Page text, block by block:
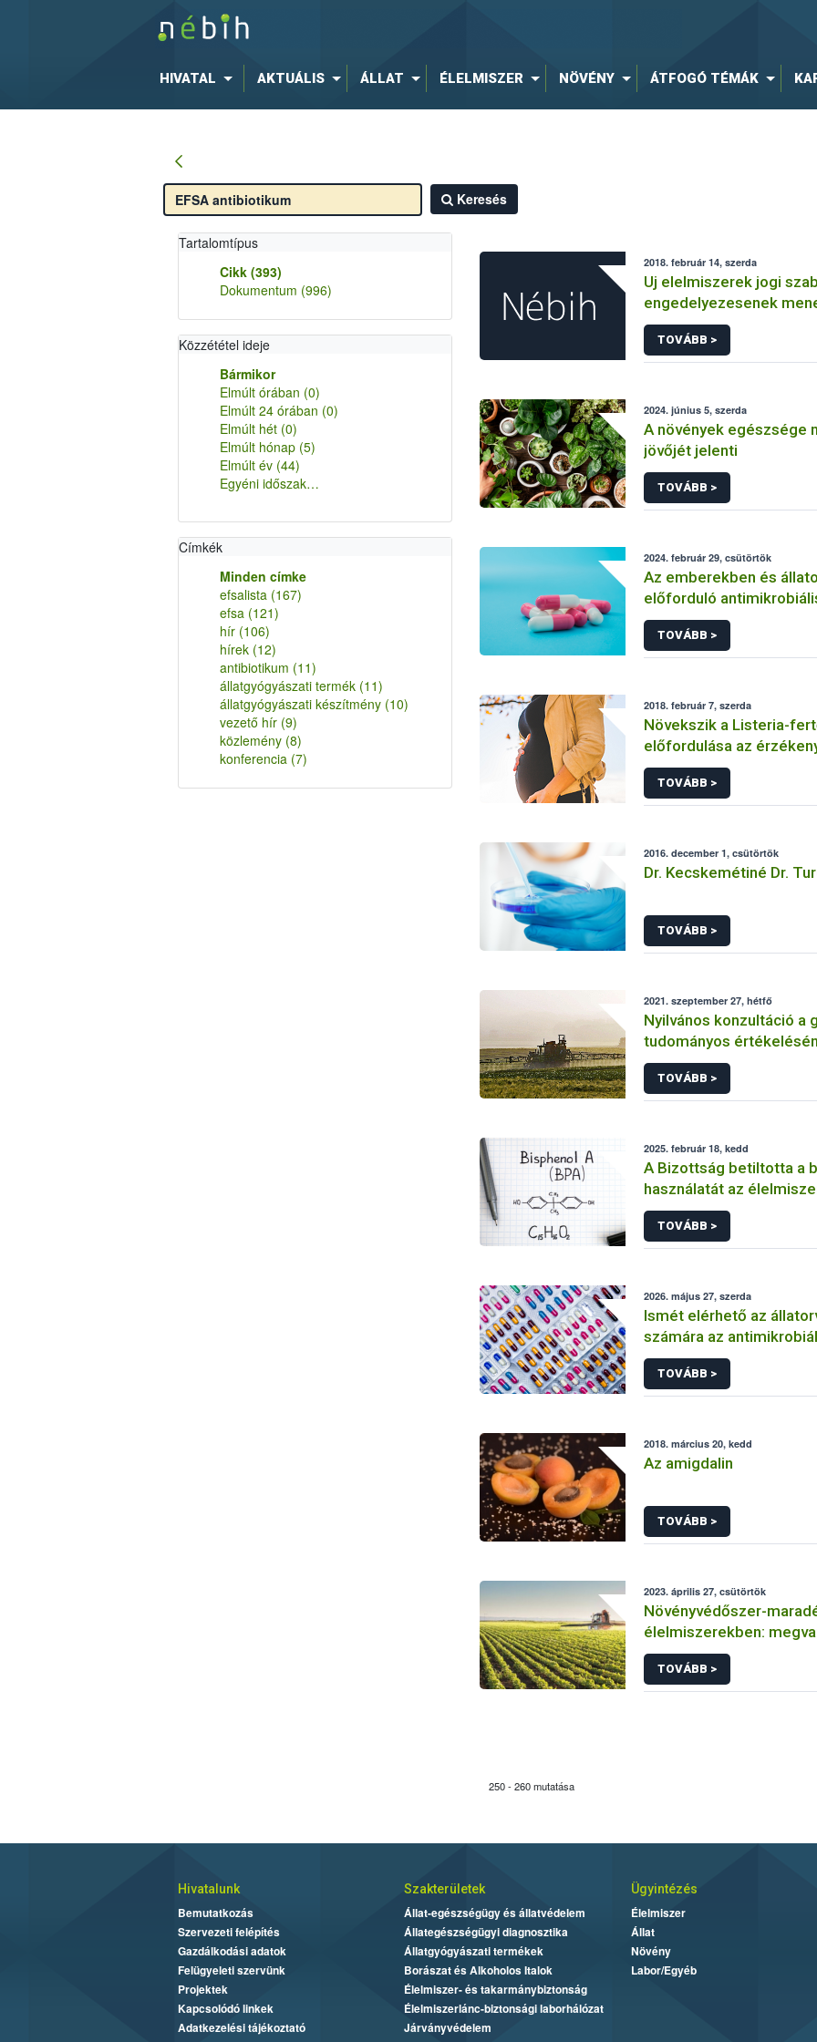
HIVATAL AKTUÁLIS ÁLLAT ÉLELMISZER NÖVÉNY ÁTFOGÓ TÉMÁK
Keresés
Tartalomtípus
Cikk (393)
Dokumentum (996)
Közzététel ideje
Bármikor
Elmúlt órában (0)
Elmúlt 24 órában (0)
Elmúlt hét (0)
Elmúlt hónap (5)
Elmúlt év (44)
Egyéni időszak…
Címkék
Minden címke
efsalista (167)
efsa (121)
hír (106)
hírek (12)
antibiotikum (11)
állatgyógyászati termék (11)
állatgyógyászati készítmény (10)
vezető hír (9)
közlemény (8)
konferencia (7)
2018. február 14, szerda
Uj elelmiszerek jogi
engedelyezesenek
TOVÁBB >
2024. június 5, szerda
A növények egészsége
jövőjét jelenti
TOVÁBB >
2024. február 29, csütörtök
Az emberekben és
előforduló
rezisztencia (AMR) elleni
küzdelemhez további
erőfeszítésekre van
TOVÁBB >
2018. február 7, szerda
Növekszik a Listeria-
előfordulása az
csoportokban
TOVÁBB >
2016. december 1, csütörtök
Dr. Kecskemétiné Dr.
TOVÁBB >
2021. szeptember 27, hétfő
Nyilvános konzultáció a
tudományos
jelentéstervezetéről
TOVÁBB >
2025. február 18, kedd
A Bizottság betiltotta a
használatát az
érintkező anyagokban
TOVÁBB >
2026. május 27, szerda
Ismét elérhető az
számára az
helyes használatáról
TOVÁBB >
2018. március 20, kedd
Az amigdalin
TOVÁBB >
2023. április 27, csütörtök
Növényvédőszer-
élelmiszerekben:
legfrissebb adatok
TOVÁBB >
250 - 260 mutatása
Hivatalunk
Bemutatkozás
Szervezeti felépítés
Gazdálkodási adatok
Felügyeleti szervünk
Projektek
Kapcsolódó linkek
Adatkezelési tájékoztató
Szakterületek
Állat-egészségügy és állatvédelem
Állategészségügyi diagnosztika
Állatgyógyászati termékek
Borászat és Alkoholos Italok
Élelmiszer- és takarmánybiztonság
Élelmiszerlánc-biztonsági laborhálózat
Járványvédelem
Ügyintézés
Élelmiszer
Állat
Növény
Labor/Egyéb